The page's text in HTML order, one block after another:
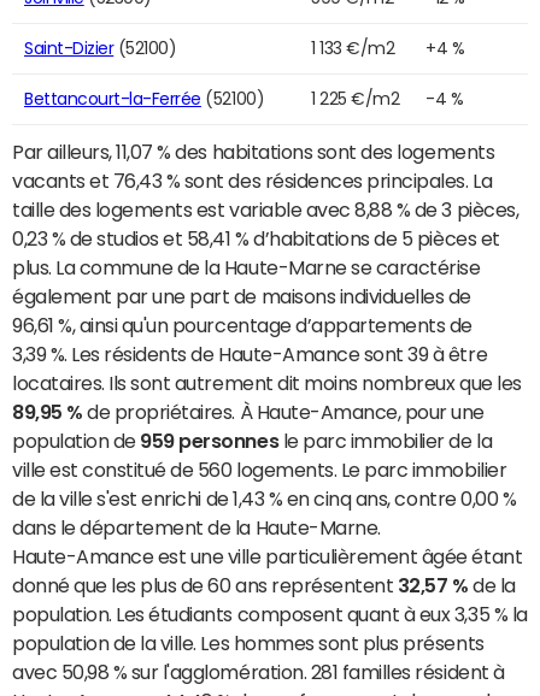
Saint-Dizier(52100) 1 133 €/m2 +4 %
Bettancourt-la-Ferrée (52100) 1 225 €/m2 -4 %
Par ailleurs, 11,07 % des habitations sont des logements
vacants et 76,43 % sont des résidences principales. La
taille des logements est variable avec 8,88 % de 3 pièces,
0,23 % de studios et 58,41 % d’habitations de 5 pièces et
plus. La commune de la Haute-Marne se caractérise
également par une part de maisons individuelles de
96,61 %, ainsi qu'un pourcentage d’appartements de
3,39 %. Les résidents de Haute-Amance sont 39 à être
locataires. Ils sont autrement dit moins nombreux que les
89,95 % de propriétaires. À Haute-Amance, pour une
population de 959 personnesle parc immobilier de la
ville est constitué de 560 logements. Le parc immobilier
de la ville s'est enrichi de 1,43 % en cinq ans, contre 0,00 %
dans le département de la Haute-Marne.
Haute-Amance est une ville particulièrement âgée étant
donné que les plus de 60 ans représentent 32,57 % de la
population. Les étudiants composent quant à eux 3,35 % la
population de la ville. Les hommes sont plus présents
avec 50,98 % sur l'agglomération. 281 familles résident à